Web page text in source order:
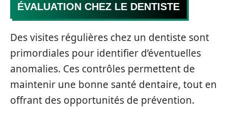
ÉVALUATION CHEZ LE DENTISTE
Des visites régulières chez un dentiste sont
primordiales pour identifier d’éventuelles
anomalies. Ces contrôles permettent de
maintenir une bonne santé dentaire, tout en
offrant des opportunités de prévention.